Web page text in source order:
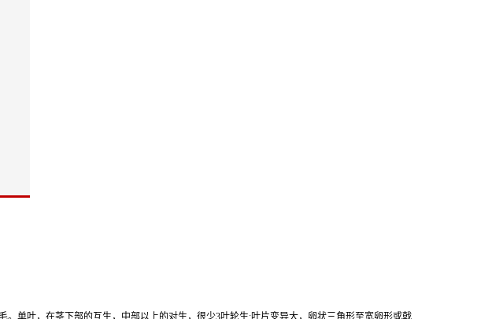
单叶，在茎下部的互生，中部以上的对生，很少3叶轮生;叶片变异大，卵状三角形至宽卵形或戟